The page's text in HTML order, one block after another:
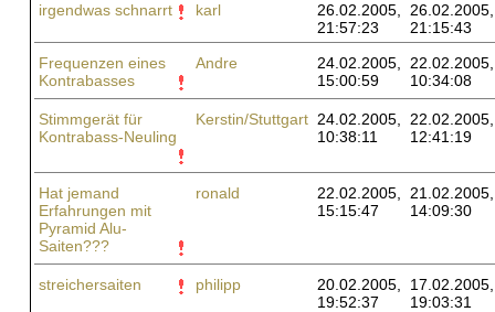
irgendwas schnarrt
karl
26.02.2005,
21:57:23
26.02.2005,
21:15:43
Frequenzen eines
Kontrabasses
Andre
24.02.2005,
15:00:59
22.02.2005,
10:34:08
Stimmgerät für
Kontrabass-Neuling
Kerstin/Stuttgart 24.02.2005,
10:38:11
22.02.2005,
12:41:19
Hat jemand
Erfahrungen mit
Pyramid Alu-
Saiten???
ronald
22.02.2005,
15:15:47
21.02.2005,
14:09:30
streichersaiten philipp
20.02.2005,
19:52:37
17.02.2005,
19:03:31